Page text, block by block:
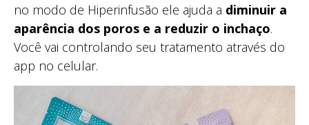
no modo de Hiperinfusão ele ajuda a diminuir a
aparência dos poros e a reduzir o inchaço.
Você vai controlando seu tratamento através do
app no celular.